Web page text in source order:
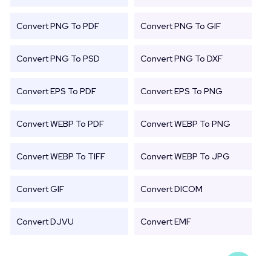
Convert PNG To PDF Convert PNG To GIF
Convert PNG To PSD Convert PNG To DXF
Convert EPS To PDF Convert EPS To PNG
Convert WEBP To PDF Convert WEBP To PNG
Convert WEBP To TIFF Convert WEBP To JPG
Convert GIF Convert DICOM
Convert DJVU Convert EMF